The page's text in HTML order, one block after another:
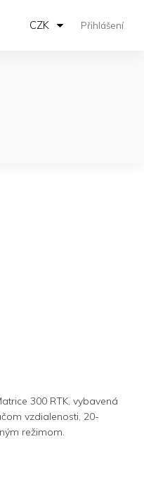
CZK Přihlášení
300 RTK, vybavená
vzdialenosti, 20-
režimom.